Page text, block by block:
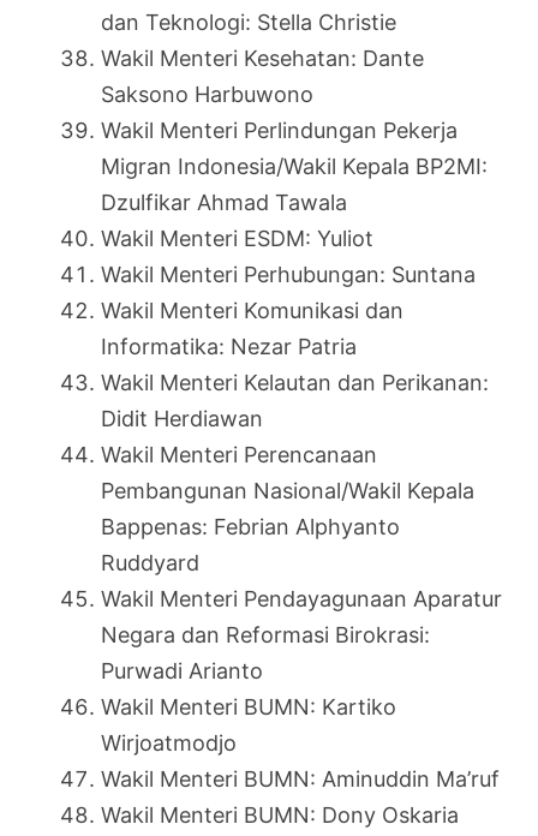
dan Teknologi: Stella Christie
Wakil Menteri Kesehatan: Dante
Saksono Harbuwono
Wakil Menteri Perlindungan Pekerja
Migran Indonesia/Wakil Kepala BP2MI:
Dzulfikar Ahmad Tawala
Wakil Menteri ESDM: Yuliot
Wakil Menteri Perhubungan: Suntana
Wakil Menteri Komunikasi dan
Informatika: Nezar Patria
Wakil Menteri Kelautan dan Perikanan:
Didit Herdiawan
Wakil Menteri Perencanaan
Pembangunan Nasional/Wakil Kepala
Bappenas: Febrian Alphyanto
Ruddyard
Wakil Menteri Pendayagunaan Aparatur
Negara dan Reformasi Birokrasi:
Purwadi Arianto
Wakil Menteri BUMN: Kartiko
Wirjoatmodjo
Wakil Menteri BUMN: Aminuddin Ma’ruf
Wakil Menteri BUMN: Dony Oskaria